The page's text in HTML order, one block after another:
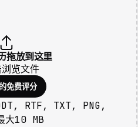
拖放到这里
览文件
免费评分
RTF, TXT, PNG,
大10 MB